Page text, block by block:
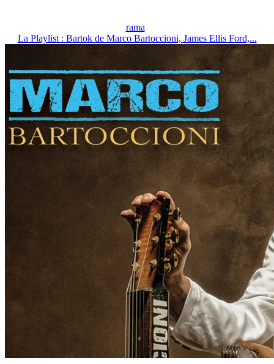
rama
La Playlist : Bartok de Marco Bartoccioni, James Ellis Ford,...